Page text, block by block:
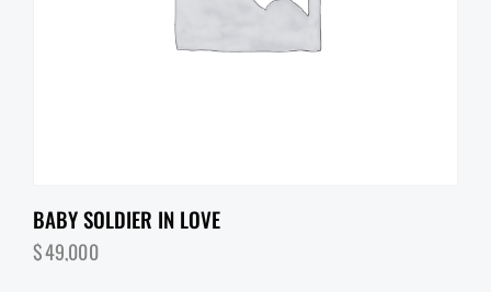
BABY SOLDIER IN LOVE
$49,000